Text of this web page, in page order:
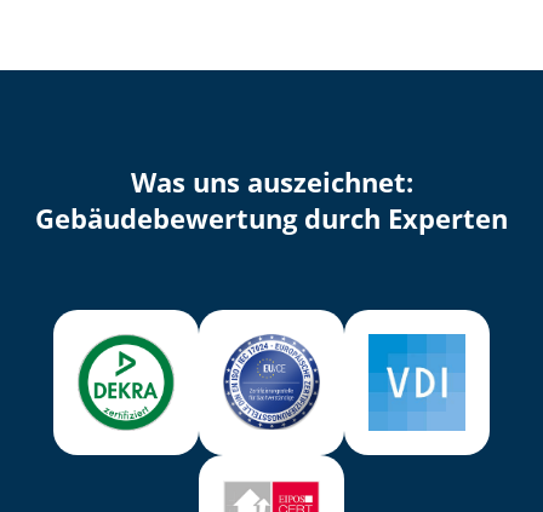
Was uns auszeichnet:
Ge­bäu­de­be­wer­tung durch Experten